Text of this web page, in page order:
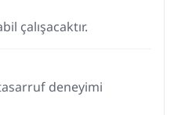
çalışacaktır.
deneyimi